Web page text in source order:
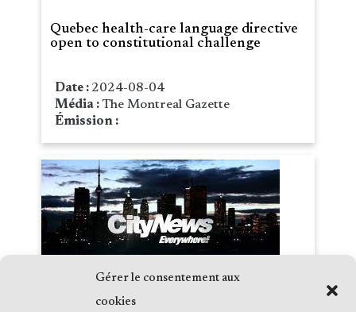
Gérer le consentement aux
cookies
Quebec health-care language directive
open to constitutional challenge
Date : 2024-08-04
Média :The Montreal Gazette
Émission :